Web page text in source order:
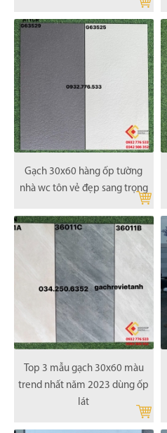
Gạch 30x60 hàng ốp tường
nhà wc tôn vẻ đẹp sang trọng
Top 3 mẫu gạch 30x60 màu
trend nhất năm 2023 dùng ốp
lát